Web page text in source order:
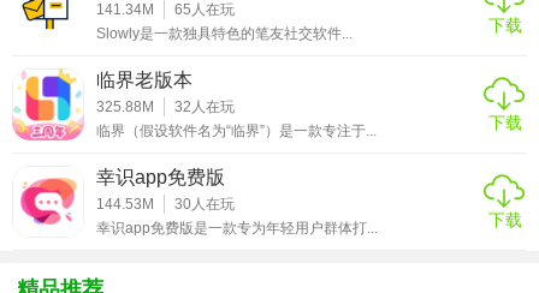
4. 利用筛选：利用APP的筛选功能，快速定位符合自己要求
的潜在对象。
5. 保持礼貌：在交流过程中保持礼貌和尊重，建立良好的第
一印象。
【遇见她APP亮点】
1. 智能匹配：基于大数据和AI技术，实现高效精准的匹配，
141.34M 65 人在玩
Slowly是一款独具特色的笔友社交软件...
下载
临界老版本
325.88M 32 人在玩
临界（假设软件名为“临界”）是一款专注于...
下载
幸识app免费版
144.53M 30人在玩
幸识app免费版是一款专为年轻用户群体打...
下载